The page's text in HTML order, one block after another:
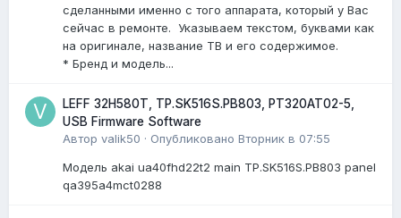
сделанными именно с того аппарата, который у Вас
сейчас в ремонте. Указываем текстом, буквами как
на оригинале, название ТВ и его содержимое.
* Бренд и модель...
LEFF 32H580T, TP.SK516S.PB803, PT320AT02-5,
USB Firmware Software
Автор valik50 · Опубликовано Вторник в 07:55
Модель akai ua40fhd22t2 main TP.SK516S.PB803 panel
qa395a4mct0288